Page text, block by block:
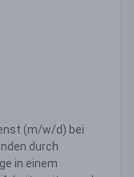
(m/w/d) bei
durch
in einem